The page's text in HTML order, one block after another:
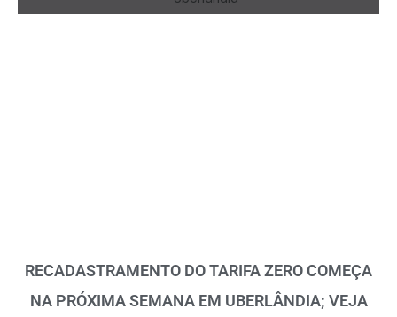
RECADASTRAMENTO DO TARIFA ZERO COMEÇA
NA PRÓXIMA SEMANA EM UBERLÂNDIA; VEJA